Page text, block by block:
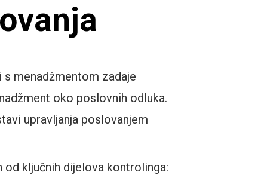
menadžmentom zadaje
oko poslovnih odluka.
upravljanja poslovanjem
ključnih dijelova kontrolinga: